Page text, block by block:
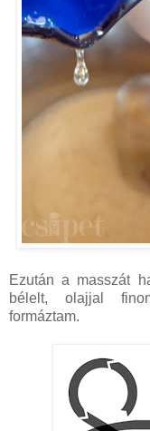
Ezután a masszát
bélelt, olajjal
formáztam.